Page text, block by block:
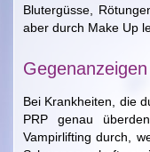
Blutergüsse,
aber durch Make Up
Gegenanzeigen
Bei Krankheiten, die
PRP genau
Vampirlifting durch,